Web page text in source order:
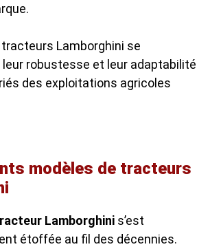
tracteurs Lamborghini se
robustesse et leur adaptabilité
des exploitations agricoles
modèles de tracteurs
Lamborghini s’est
étoffée au fil des décennies.